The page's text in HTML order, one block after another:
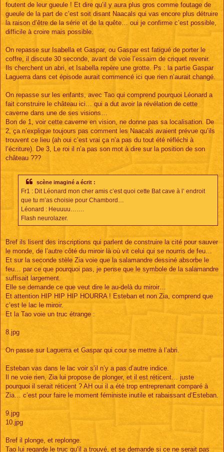
foutent de leur gueule ! Et dire qu’il y aura plus gros comme foutage de
gueule de la part de c’est soit disant Naacals qui vas encore plus détruire
la raison d’être de la série et de la quête… oui je confirme c’est possible,
difficile à croire mais possible.
On repasse sur Isabella et Gaspar, ou Gaspar est fatigué de porter le
coffre, il discute 30 seconde, avant de voie l’essaim de criquet revenir.
Ils cherchent un abri, et Isabella repère une grotte. Ps : la partie Gaspar
Laguerra dans cet épisode aurait commencé ici que rien n’aurait changé.
On repasse sur les enfants, avec Tao qui comprend pourquoi Léonard a
fait construire le château ici… qui a dut avoir la révélation de cette
caverne dans une de ses visions…
Bon de 1, voir cette caverne en vision, ne donne pas sa localisation. De
2, ça n’explique toujours pas comment les Naacals avaient prévue qu’ils
trouvent ce lieu (ah oui c’est vrai ça n’a pas du tout été réfléchi à
l’écriture). De 3, Le roi il n’a pas son mot à dire sur la position de son
château ???
scène imaginé a écrit :
Fr1 : Dit Léonard mon cher amis c’est quoi cette Bat cave à l’ endroit
que tu m’as choisie pour Chambord…
Léonard : Heuuuu…….
Flash neurolazer.
Bref ils lisent des inscriptions qui parlent de construire la cité pour sauver
le monde, de l’autre côté du miroir là où vit celui qui se nourris de feu…
Et sur la seconde stèle Zia voie que la salamandre dessiné absorbe le
feu… par ce que pourquoi pas, je pense que le symbole de la salamandre
suffisait largement.
Elle se demande ce que veut dire le au-delà du miroir…
Et attention HIP HIP HIP HOURRA ! Esteban et non Zia, comprend que
c’est le lac le miroir.
Et la Tao voie un truc étrange :
8.jpg
On passe sur Laguerra et Gaspar qui cour se mettre à l’abri.
Esteban vas dans le lac voir s’il n’y a pas d’autre indice.
Il ne voie rien, Zia lui propose de plonger, et il est réticent… juste
pourquoi il serait réticent ? AH oui il a été trop entreprenant comparé à
Zia… c’est pour faire le moment féministe inutile et rabaissant d’Esteban.
9.jpg
10.jpg
Bref il plonge, et replonge.
Tao lui regarde le truc qu’il a trouvé, et se demande si ce ne serait pas